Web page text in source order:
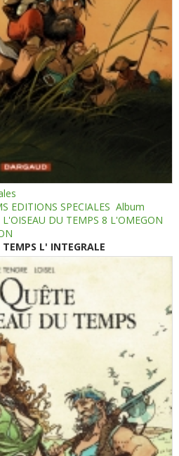
EDITIONS SPECIALES Album
DU TEMPS 8 L'OMEGON
L' INTEGRALE